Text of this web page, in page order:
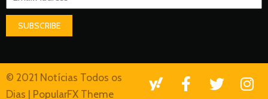
SUBSCRIBE
© 2021 Notícias Todos os
Dias | PopularFX Theme